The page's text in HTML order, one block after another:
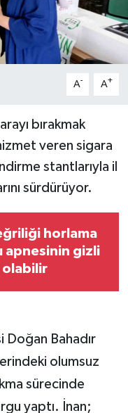
A- A+
bırakmak
veren sigara
stantlarıyla il
sürdürüyor.
horlama
apnesinin gizli
olabilir
Doğan Bahadır
olumsuz
sürecinde
yaptı. İnan;